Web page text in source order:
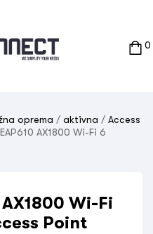
0
oprema / aktivna / Access
AX1800 Wi-Fi 6
Wi-Fi
Point